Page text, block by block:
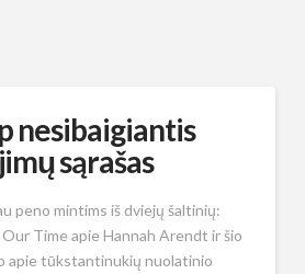
nesibaigiantis
sąrašas
peno mintims iš dviejų šaltinių:
Time apie Hannah Arendt ir šio
apie tūkstantinukių nuolatinio